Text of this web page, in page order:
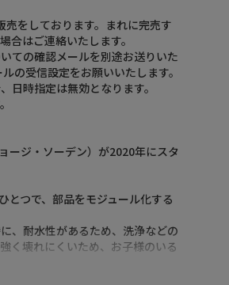
をしております。まれに完売す
合はご連絡いたします。
ての確認メールを別途お送りいた
受信設定をお願いいたします。
日時指定は無効となります。
ージ・ソーデン）が2020年にスタ
とつで、部品をモジュール化する
、耐水性があるため、洗浄などの
く壊れにくいため、お子様のいる